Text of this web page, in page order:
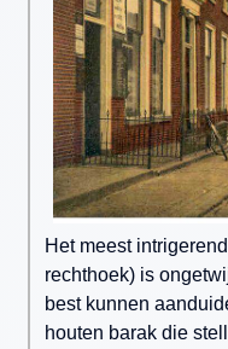
Het meest
rechthoek) is
best kunnen
houten barak die